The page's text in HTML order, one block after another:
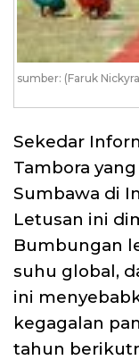
sumber: (Faruk
Sekedar
Tambora
Sumbawa di
Letusan ini
Bumbungan
suhu global,
ini
kegagalan
tahun